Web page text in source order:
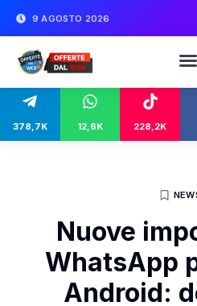
9 AGOSTO 2026
378,7K 12,6K 228,2K
Nuove
WhatsApp
Android: